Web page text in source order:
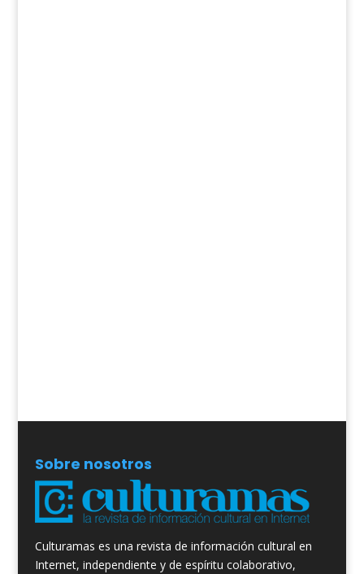
Sobre nosotros
Culturamas es una revista de información cultural en
Internet, independiente y de espíritu colaborativo,